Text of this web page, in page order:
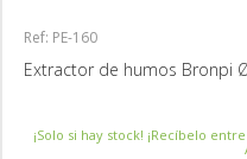
Ref: PE-160
Extractor de humos Bronpi
¡Solo si hay stock! ¡Recíbelo